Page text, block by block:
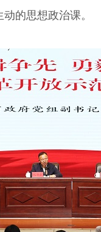
的思想政治课。